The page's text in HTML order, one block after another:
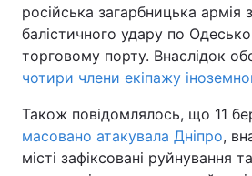
російська загарбницька армія
балістичного удару по
торговому порту. Внаслідок
чотири члени екіпажу
Також повідомлялось, що 11
масовано атакувала Дніпро,
місті зафіксовані руйнування